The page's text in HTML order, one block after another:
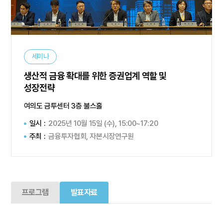
세미나
생산적 금융 확대를 위한 증권업계 역할 및
성장전략
여의도 금투센터 3층 불스홀
일시 : 2025년 10월 15일 (수), 15:00~17:20
주최 : 금융투자협회, 자본시장연구원
프로그램 발표자료